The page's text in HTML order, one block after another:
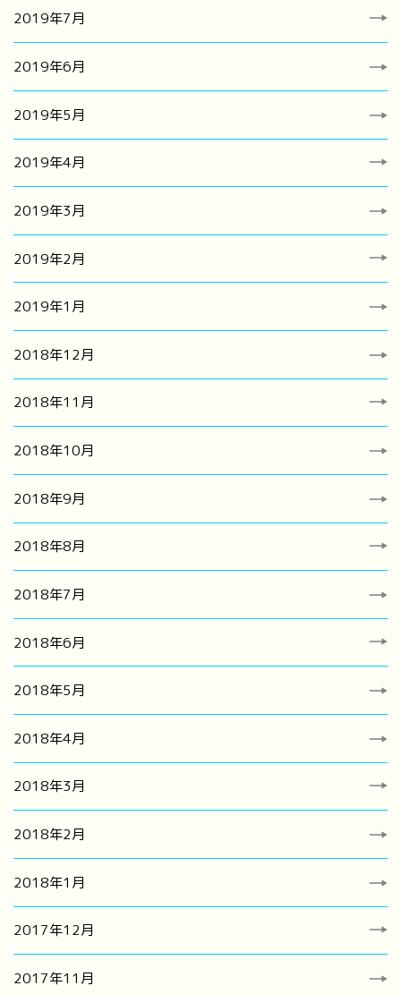
2019年7月
2019年6月
2019年5月
2019年4月
2019年3月
2019年2月
2019年1月
2018年12月
2018年11月
2018年10月
2018年9月
2018年8月
2018年7月
2018年6月
2018年5月
2018年4月
2018年3月
2018年2月
2018年1月
2017年12月
2017年11月